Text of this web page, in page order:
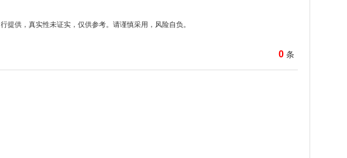
提供，真实性未证实，仅供参考。请谨慎采用，风险自负。
0 条